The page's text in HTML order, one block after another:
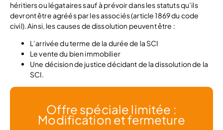
héritiers ou légataires sauf à prévoir dans les statuts qu’ils
devront être agréés par les associés (article 1869 du code
civil). Ainsi, les causes de dissolution peuvent être :
L’arrivée du terme de la durée de la SCI
Le vente du bien immobilier
Une décision de justice décidant de la dissolution de la
SCI.
Offre spéciale limitée :
Modification et fermeture